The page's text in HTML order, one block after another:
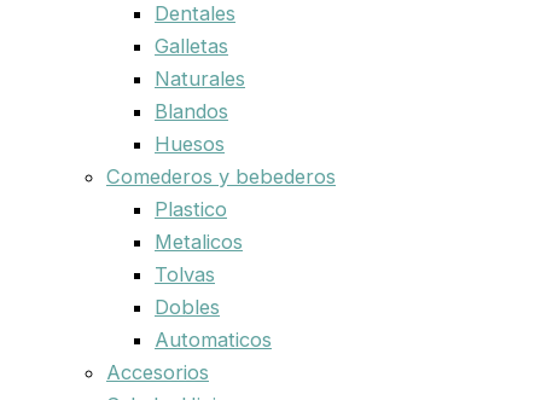
Dentales
Galletas
Naturales
Blandos
Huesos
Comederos y bebederos
Plastico
Metalicos
Tolvas
Dobles
Automaticos
Accesorios